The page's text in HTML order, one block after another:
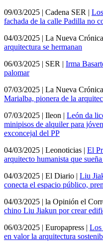
09/03/2025 | Cadena SER |
fachada de la calle Padilla no
04/03/2025 | La Nueva
arquitectura se hermanan
06/03/2025 | SER | Irma
palomar
07/03/2025 | La Nueva
Marialba, pionera de la
07/03/2025 | Ileon | León da
minipisos de alquiler para
exconcejal del PP
04/03/2025 | Leonoticias | El
arquitecto humanista que sueña
04/03/2025 | El Diario | Liu
conecta el espacio público,
04/03/2025 | la Opinión el
chino Liu Jiakun por crear
06/03/2025 | Europapress | Los
en valor la arquitectura